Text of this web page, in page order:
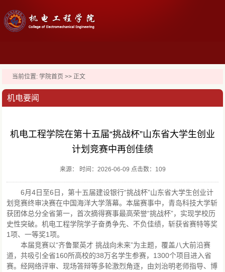
当前位置:学院首页 >> 正文
机电要闻
机电工程学院在第十五届“挑战杯”山东省大学生创业
计划竞赛中再创佳绩
来源： 时间：2026-06-09 点击数： 109
6月4日至6日，第十五届建设银行“挑战杯”山东省大学生创业计
划竞赛终审决赛在中国海洋大学落幕。本届赛事中，青岛科技大学斩
获团体总分全省第一，首次摘得赛事最高荣誉“挑战杯”，实现学校历
史性突破。机电工程学院学子奋勇争先、不负佳绩，斩获省赛特等奖
1项、一等奖1项。
本届竞赛以“齐鲁聚英才 挑战向未来”为主题，覆盖八大前沿赛
道，共吸引全省160所高校的38万名学生参赛，1300个项目进入省
赛。经网络评审、现场答辩等多轮激烈角逐，由刘治明老师指导、博